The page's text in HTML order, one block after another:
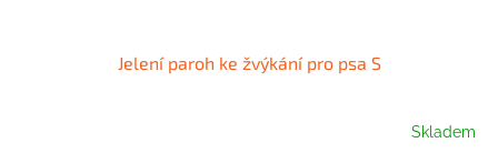
Jelení paroh ke žvýkání pro psa S
Skladem